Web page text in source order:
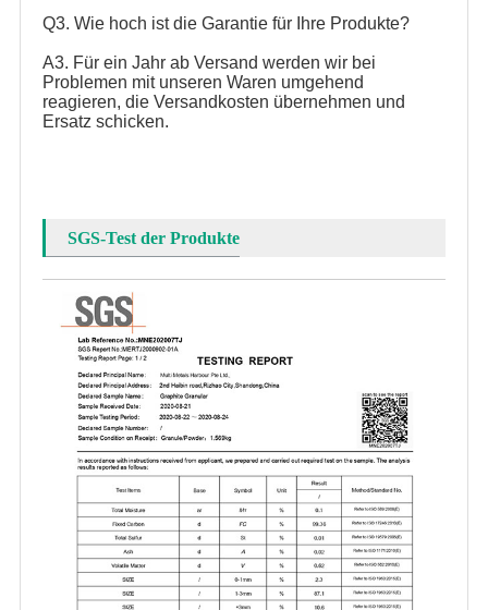
Q3. Wie hoch ist die Garantie für Ihre Produkte?
A3. Für ein Jahr ab Versand werden wir bei
Problemen mit unseren Waren umgehend
reagieren, die Versandkosten übernehmen und
Ersatz schicken.
SGS-Test der Produkte